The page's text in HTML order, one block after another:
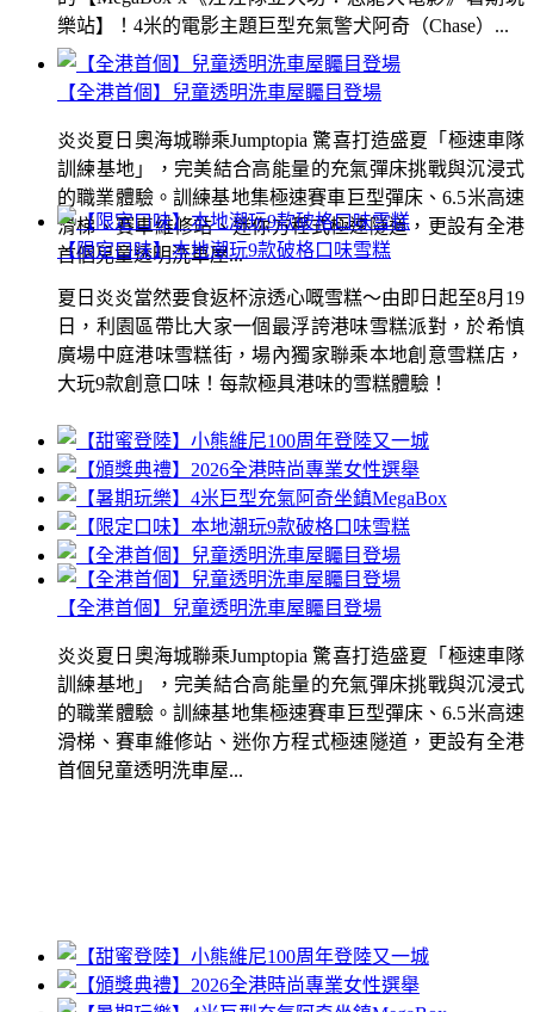
【全港首個】兒童透明洗車屋矚目登場
炎炎夏日奧海城聯乘Jumptopia 驚喜打造盛夏「極速車隊
訓練基地」，完美結合高能量的充氣彈床挑戰與沉浸式
的職業體驗。訓練基地集極速賽車巨型彈床、6.5米高速
滑梯、賽車維修站、迷你方程式極速隧道，更設有全港
首個兒童透明洗車屋...
樂站】！4米的電影主題巨型充氣警犬阿奇（Chase）...
【限定口味】本地潮玩9款破格口味雪糕
夏日炎炎當然要食返杯涼透心嘅雪糕～由即日起至8月19
日，利園區帶比大家一個最浮誇港味雪糕派對，於希慎
廣場中庭港味雪糕街，場內獨家聯乘本地創意雪糕店，
大玩9款創意口味！每款極具港味的雪糕體驗！
【全港首個】兒童透明洗車屋矚目登場
炎炎夏日奧海城聯乘Jumptopia 驚喜打造盛夏「極速車隊
訓練基地」，完美結合高能量的充氣彈床挑戰與沉浸式
的職業體驗。訓練基地集極速賽車巨型彈床、6.5米高速
滑梯、賽車維修站、迷你方程式極速隧道，更設有全港
首個兒童透明洗車屋...